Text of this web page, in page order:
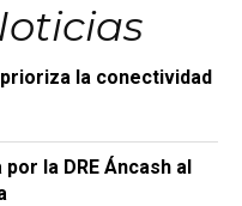
la conectividad
la DRE Áncash al